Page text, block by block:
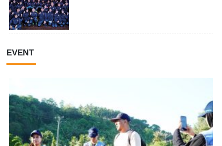
EVENT